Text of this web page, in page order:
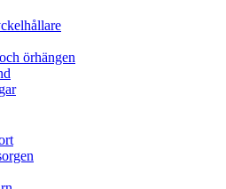
örhängen